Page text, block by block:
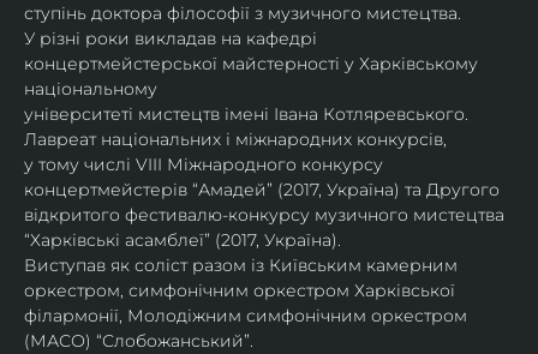
ступінь доктора філософії з музичного мистецтва.
У різні роки викладав на кафедрі
концертмейстерської майстерності у Харківському
національному
університеті мистецтв імені Івана Котляревського.
Лавреат національних і міжнародних конкурсів,
у тому числі VIII Міжнародного конкурсу
концертмейстерів “Амадей” (2017, Україна) та Другого
відкритого фестивалю-конкурсу музичного мистецтва
“Харківські асамблеї” (2017, Україна).
Виступав як соліст разом із Київським камерним
оркестром, симфонічним оркестром Харківської
філармонії, Молодіжним симфонічним оркестром
(МАСО) “Слобожанський”.